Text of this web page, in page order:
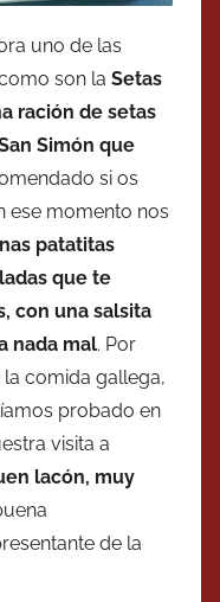
uno de las
son la Setas
ración de setas
Simón que
si os
ese momento nos
patatitas
que te
con una salsita
nada mal. Por
comida gallega,
probado en
visita a
lacón, muy
de la